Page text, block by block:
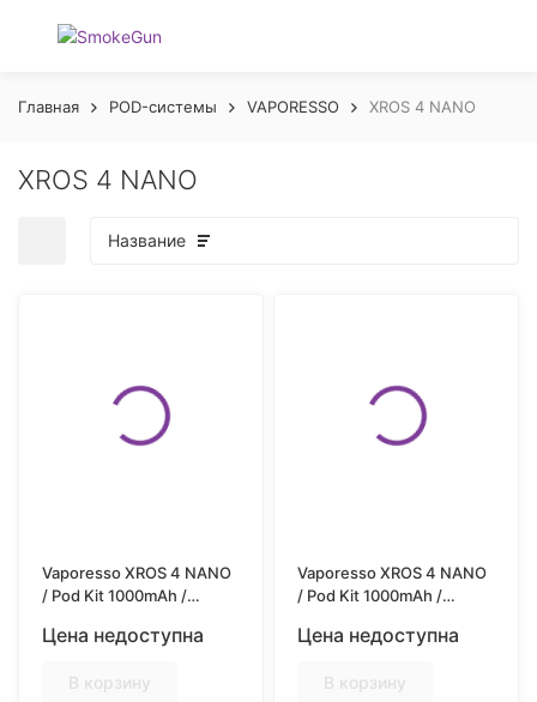
Главная POD-системы VAPORESSO XROS 4 NANO
XROS 4 NANO
Название
Vaporesso XROS 4 NANO
/ Pod Kit 1000mAh /
Цена недоступна
В корзину
Vaporesso XROS 4 NANO
/ Pod Kit 1000mAh /
Цена недоступна
В корзину